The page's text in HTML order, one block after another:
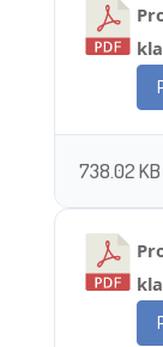
738.02 KB